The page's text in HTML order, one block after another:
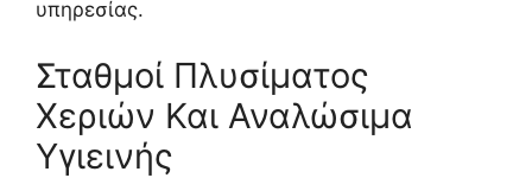
υπηρεσίας.
Σταθμοί Πλυσίματος
Χεριών Και Αναλώσιμα
Υγιεινής